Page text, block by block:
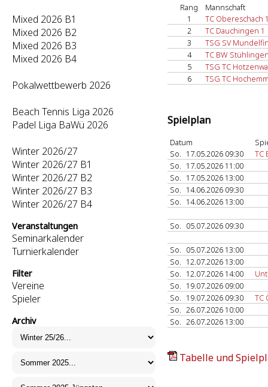
Mixed 2026 B1
Mixed 2026 B2
Mixed 2026 B3
Mixed 2026 B4
Pokalwettbewerb 2026
Beach Tennis Liga 2026
Padel Liga BaWü 2026
Winter 2026/27
Winter 2026/27 B1
Winter 2026/27 B2
Winter 2026/27 B3
Winter 2026/27 B4
Veranstaltungen
Seminarkalender
Turnierkalender
Filter
Vereine
Spieler
Archiv
Rang
Mannschaft
1
TC Obereschach
2
TC Dauchingen 1
3
TSG SV
4
TC BW
5
TSG TC
6
TSG TC
Spielplan
Datum
So. 17.05.2026 09:30
TC
So. 17.05.2026 11:00
So. 17.05.2026 13:00
So. 14.06.2026 09:30
So. 14.06.2026 13:00
So. 05.07.2026 09:30
So. 05.07.2026 13:00
So. 12.07.2026 13:00
So. 12.07.2026 14:00
So. 19.07.2026 09:00
So. 19.07.2026 09:30
TC
So. 26.07.2026 10:00
So. 26.07.2026 13:00
Tabelle und